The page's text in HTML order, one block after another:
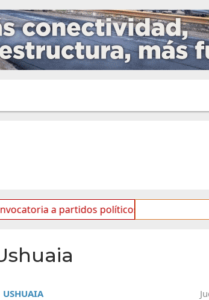
políticos por «ficha limpia» Se
USHUAIA